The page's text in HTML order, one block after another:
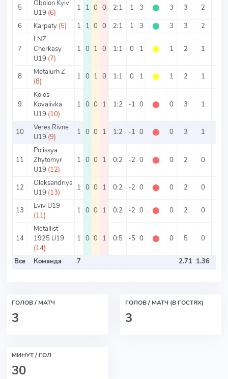
5
Obolon Kyiv
U19 (6)
1 1 0 0 2:1 1 3 ⬤ 3 3 2
6
Karpaty (5) 1 1 0 0 2:1 1 3 ⬤ 3 3 2
7
LNZ
Cherkasy
U19 (7)
1 0 1 0 1:1 0 1 ⬤ 1 2 1
8
Metalurh Z
(8)
1 0 1 0 1:1 0 1 ⬤ 1 2 1
9
Kolos
Kovalivka
U19 (10)
1 0 0 1 1:2 -1 0 ⬤ 0 3 1
10
Veres Rivne
U19 (9)
1 0 0 1 1:2 -1 0 ⬤ 0 3 1
11
Polissya
Zhytomyr
U19 (12)
1 0 0 1 0:2 -2 0 ⬤ 0 2 0
12
Oleksandriya
U19 (13)
1 0 0 1 0:2 -2 0 ⬤ 0 2 0
13
Lviv U19
(11)
1 0 0 1 0:2 -2 0 ⬤ 0 2 0
14
Metallist
1925 U19
(14)
1 0 0 1 0:5 -5 0 ⬤ 0 5 0
Все Команда 7 2.71 1.36
ГОЛОВ / МАТЧ
3
ГОЛОВ / МАТЧ (В ГОСТЯХ)
3
МИНУТ / ГОЛ
30